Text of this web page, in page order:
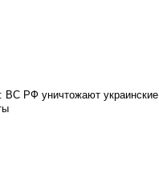
ВС РФ уничтожают украинские